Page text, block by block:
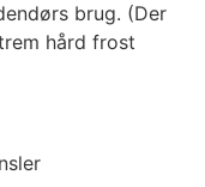
brug. (Der
hård frost